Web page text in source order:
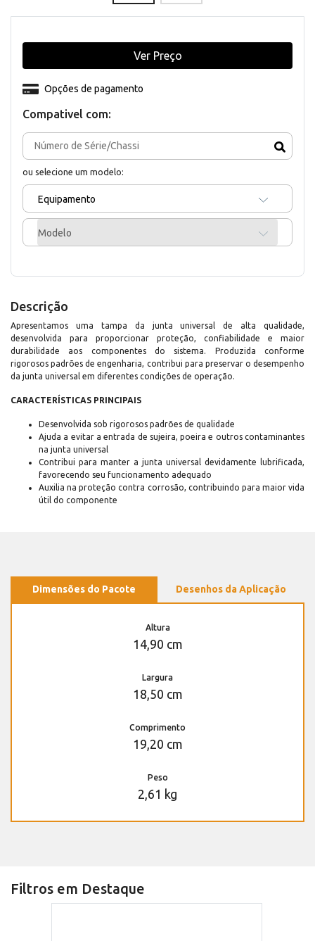
Compativel com:
ou selecione um modelo:
Equipamento
Modelo
Opções de pagamento
Ver Preço
Descrição
Apresentamos uma tampa da junta universal de alta qualidade,
desenvolvida para proporcionar proteção, confiabilidade e maior
durabilidade aos componentes do sistema. Produzida conforme
rigorosos padrões de engenharia, contribui para preservar o desempenho
da junta universal em diferentes condições de operação.
CARACTERÍSTICAS PRINCIPAIS
Desenvolvida sob rigorosos padrões de qualidade
Ajuda a evitar a entrada de sujeira, poeira e outros contaminantes
na junta universal
Contribui para manter a junta universal devidamente lubrificada,
favorecendo seu funcionamento adequado
Auxilia na proteção contra corrosão, contribuindo para maior vida
útil do componente
Dimensões do Pacote Desenhos da Aplicação
Altura
14,90 cm
Largura
18,50 cm
Comprimento
19,20 cm
Peso
2,61 kg
Filtros em Destaque